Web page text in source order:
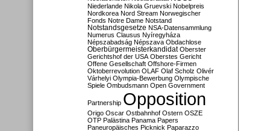
Niederlande Nikola Gruevski Nobelpreis
Nordkorea Nord Stream Norwegischer
Fonds Notre Dame Notstand
Notstandsgesetze NSA-Datensammlung
Numerus Clausus Nyíregyháza
Népszabadság Népszava Obdachlose
Oberbürgermeisterkandidat Oberster
Gerichtshof der USA Oberstes Gericht
Offene Gesellschaft Offshore-Firmen
Oktoberrevolution OLAF Olaf Scholz Olivér
Várhelyi Olympia-Bewerbung Olympische
Spiele Ombudsmann Open Government
Partnership Opposition
Origo Oscar Ostbahnhof Ostern OSZE
OTP Palästina Panama Papers
Paneuropäisches Picknick Paparazzo